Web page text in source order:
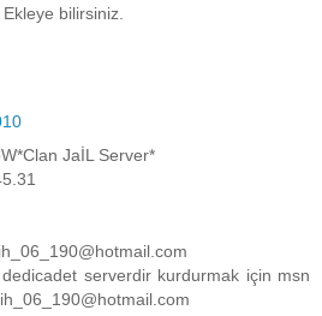
bilirsiniz.
JaİL Server*
serverdir kurdurmak için msn